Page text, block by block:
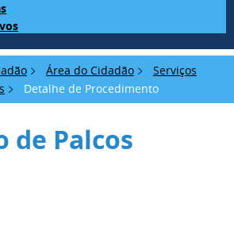
Área do Cidadão
Serviços
Detalhe de Procedimento
de Palcos